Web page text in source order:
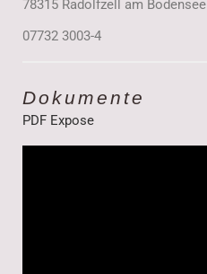
78315 Radolfzell am Bodensee
07732 3003-4
Dokumente
PDF Expose